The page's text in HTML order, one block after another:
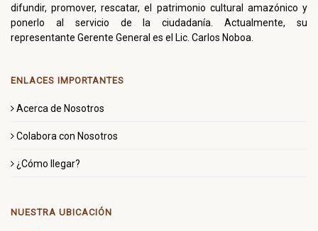
difundir, promover, rescatar, el patrimonio cultural amazónico y
ponerlo al servicio de la ciudadanía. Actualmente, su
representante Gerente General es el Lic. Carlos Noboa.
ENLACES IMPORTANTES
Acerca de Nosotros
Colabora con Nosotros
¿Cómo llegar?
NUESTRA UBICACIÓN